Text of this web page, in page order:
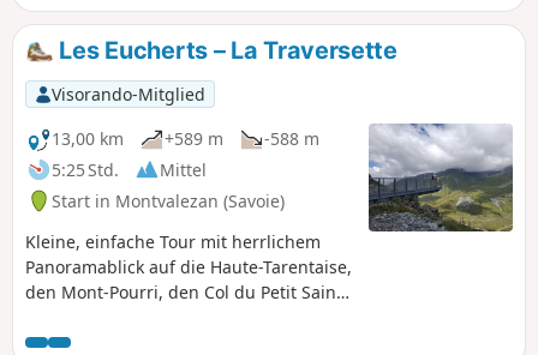
Les Eucherts – La Traversette
Visorando-Mitglied
13,00 km
+589 m
-588 m
5:25 Std.
Mittel
Start in Montvalezan (Savoie)
Kleine, einfache Tour mit herrlichem
Panoramablick auf die Haute-Tarentaise,
den Mont-Pourri, den Col du Petit Saint-
mehr.